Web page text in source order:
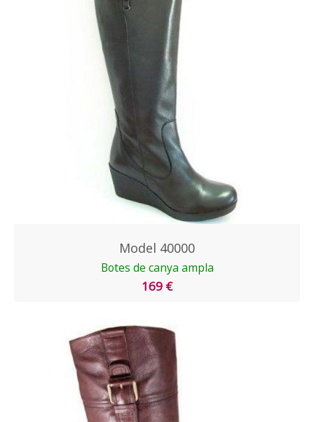
Model 40000
Botes de canya ampla
169 €